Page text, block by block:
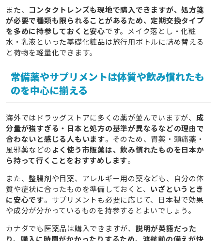
また、 コンタクトレンズも現地で購入できますが、処方箋
が必要で種類も限られることがあるため、定期交換タイプ
を多めに持参しておくと安心です。メイク落とし・化粧
水・乳液といった基礎化粧品は旅行用ボトルに詰め替える
と荷物を軽量化できます。
常備薬やサプリメントは体質や飲み慣れたも
のを中心に揃える
海外ではドラッグストアに多くの薬が並んでいますが、 成
分量が強すぎる・日本と処方の基準が異なるなどの理由で
合わないと感じる人もいます。そのため、胃薬・頭痛薬・
風邪薬などの よく使う市販薬は、飲み慣れたものを日本か
ら持って行くことをおすすめします。
また、整腸剤や目薬、アレルギー用の薬なども、自分の体
質や症状に合ったものを準備しておくと、 いざというとき
に安心です。サプリメントも必要に応じて、日本製で効果
や成分が分かっているものを持参するとよいでしょう。
カナダでも医薬品は購入できますが、 説明が英語だった